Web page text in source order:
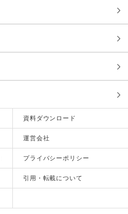
資料ダウンロード
運営会社
プライバシーポリシー
引用・転載について